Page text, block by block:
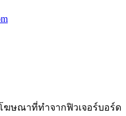
โฆษณาที่ทำจากฟิวเจอร์บอร์ด